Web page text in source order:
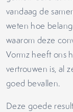
vandaag de
weten hoe
waarom deze
Vormz heeft ons
vertrouwen is, al
goed bevallen.
Deze goede